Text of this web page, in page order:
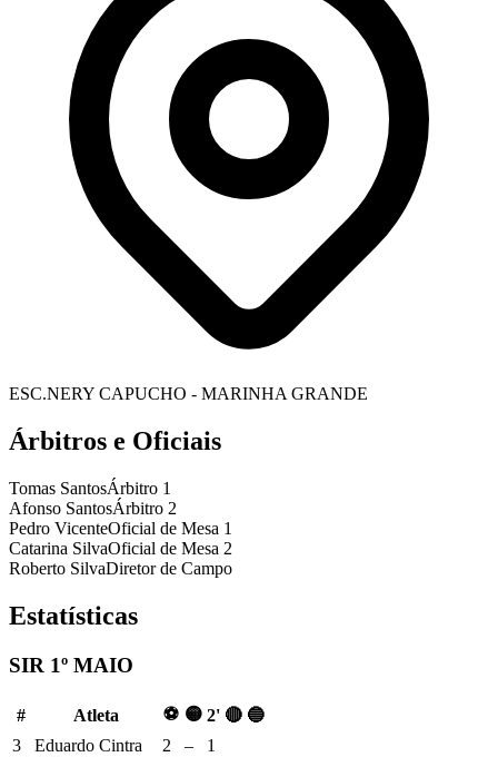
ESC.NERY CAPUCHO - MARINHA GRANDE
Árbitros e Oficiais
Tomas SantosÁrbitro 1
Afonso SantosÁrbitro 2
Pedro VicenteOficial de Mesa 1
Catarina SilvaOficial de Mesa 2
Roberto SilvaDiretor de Campo
Estatísticas
SIR 1º MAIO
# Atleta ⚽ 🟡 2' 🔴 🔵
3
Eduardo Cintra 2 –
1